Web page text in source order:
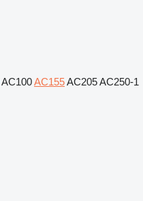
AC100AC155AC205AC250-1